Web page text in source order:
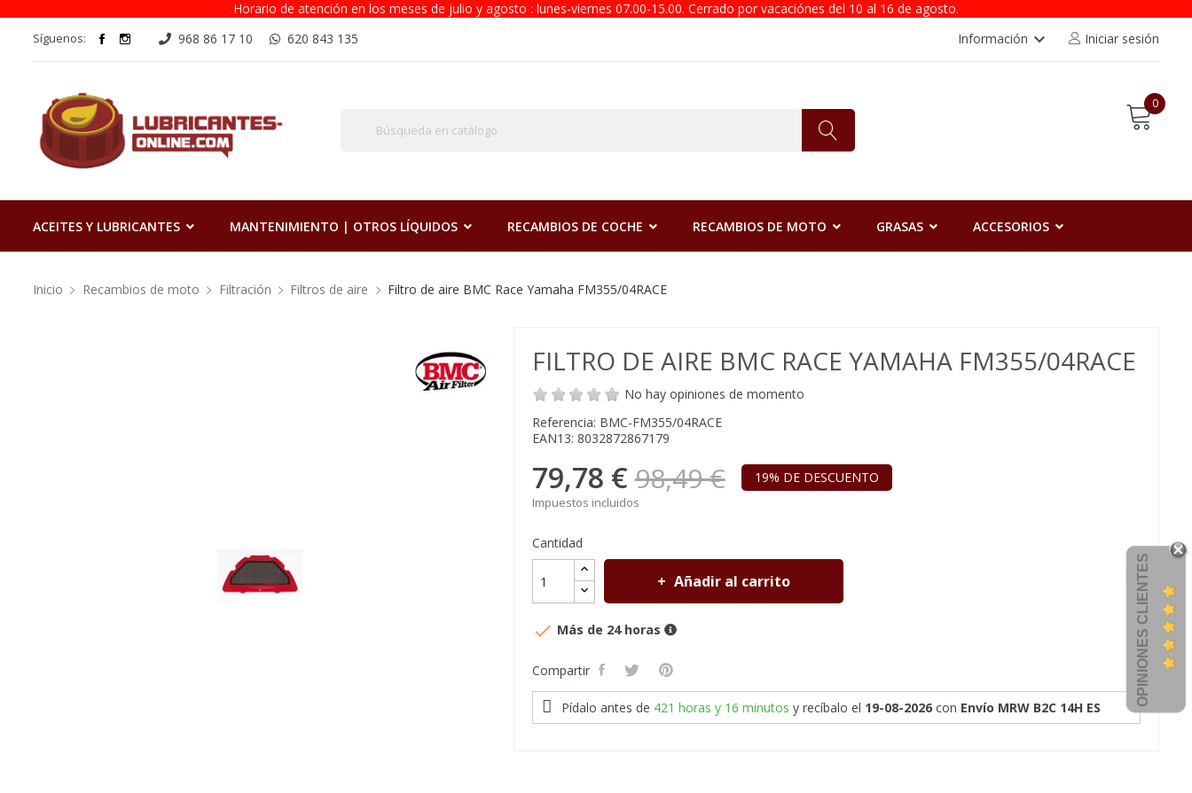
Horario de atención en los meses de julio y agosto : lunes-viernes 07.00-15.00. Cerrado por vacaciónes del 10 al 16 de agosto.
Síguenos: 968 86 17 10 620 843 135 Iniciar sesión
Información keyboard_arrow_down
0
ACEITES Y LUBRICANTES MANTENIMIENTO | OTROS LÍQUIDOS RECAMBIOS DE COCHE RECAMBIOS DE MOTO GRASAS ACCESORIOS
Inicio Recambios de moto Filtración Filtros de aire Filtro de aire BMC Race Yamaha FM355/04RACE
FILTRO DE AIRE BMC RACE YAMAHA FM355/04RACE
No hay opiniones de momento
Referencia: BMC-FM355/04RACE
EAN13: 8032872867179
79,78 € 98,49 € 19% DE DESCUENTO
Impuestos incluidos
Cantidad
Añadir al carrito
 Más de 24 horas
Compartir
Pídalo antes de 421 horas y 16 minutos y recíbalo el 19-08-2026 con Envío MRW B2C 14H ES
OPINIONES CLIENTES